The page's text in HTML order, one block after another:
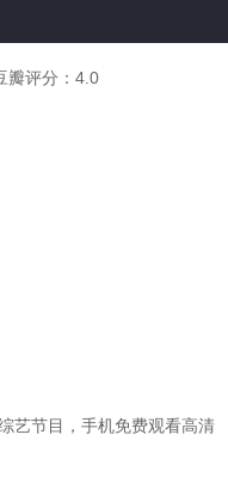
瓣评分： 4.0
艺节目，手机免费观看高清